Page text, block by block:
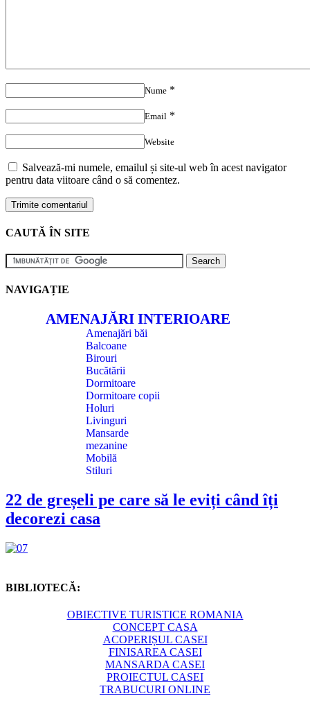
Nume *
Email *
Website
Salvează-mi numele, emailul și site-ul web în acest navigator
pentru data viitoare când o să comentez.
CAUTĂ ÎN SITE
NAVIGAȚIE
AMENAJĂRI INTERIOARE
Amenajări băi
Balcoane
Birouri
Bucătării
Dormitoare
Dormitoare copii
Holuri
Livinguri
Mansarde
mezanine
Mobilă
Stiluri
22 de greșeli pe care să le eviți când îți
decorezi casa
BIBLIOTECĂ:
OBIECTIVE TURISTICE ROMANIA
CONCEPT CASA
ACOPERIȘUL CASEI
FINISAREA CASEI
MANSARDA CASEI
PROIECTUL CASEI
TRABUCURI ONLINE